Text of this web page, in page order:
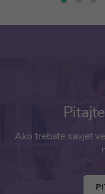
Ako trebate savjet